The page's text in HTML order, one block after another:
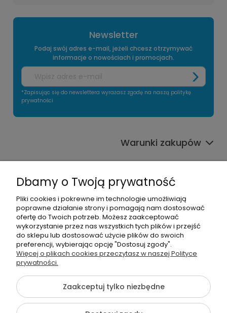
Newsletter
Podaj swój adres e-mail, jeżeli chcesz otrzymywać
informacje o nowościach i promocjach.
*Zapisując się do newslettera wyrażasz zgodę na naszą politykę
prywatności
Warunki zakupów
Informacje o sklepie
Moje konto
Pomoc
666963293
info@szkolnenaklejki.pl
Dbamy o Twoją prywatność
Pliki cookies i pokrewne im technologie umożliwiają
poprawne działanie strony i pomagają nam dostosować
ofertę do Twoich potrzeb. Możesz zaakceptować
wykorzystanie przez nas wszystkich tych plików i przejść
do sklepu lub dostosować użycie plików do swoich
preferencji, wybierając opcję "Dostosuj zgody".
Więcej o plikach cookies przeczytasz w naszej Polityce
prywatności.
Zaakceptuj tylko niezbędne